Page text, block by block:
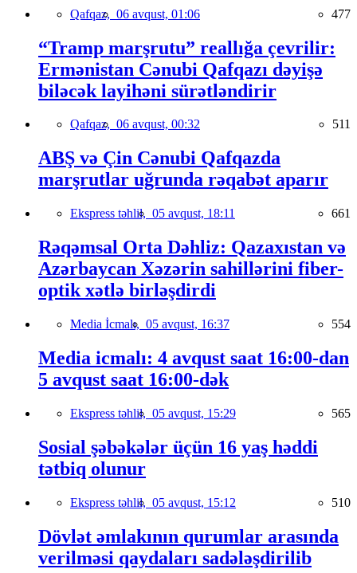
Qafqaz, 06 avqust, 01:06 477
“Tramp marşrutu” reallığa çevrilir:
Ermənistan Cənubi Qafqazı dəyişə
biləcək layihəni sürətləndirir
Qafqaz, 06 avqust, 00:32 511
ABŞ və Çin Cənubi Qafqazda
marşrutlar uğrunda rəqabət aparır
Ekspress təhlil, 05 avqust, 18:11 661
Rəqəmsal Orta Dəhliz: Qazaxıstan və
Azərbaycan Xəzərin sahillərini fiber-
optik xətlə birləşdirdi
Media İcmalı, 05 avqust, 16:37 554
Media icmalı: 4 avqust saat 16:00-dan
5 avqust saat 16:00-dək
Ekspress təhlil, 05 avqust, 15:29 565
Sosial şəbəkələr üçün 16 yaş həddi
tətbiq olunur
Ekspress təhlil, 05 avqust, 15:12 510
Dövlət əmlakının qurumlar arasında
verilməsi qaydaları sadələşdirilib